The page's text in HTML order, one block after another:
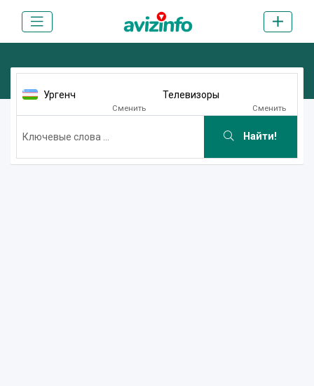
Ургенч
Сменить
Телевизоры
Сменить
Найти!